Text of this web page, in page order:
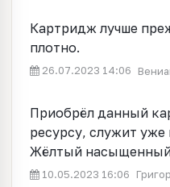
Картридж лучше
плотно.
26.07.2023 14:06
Приобрёл данный
ресурсу, служит
Жёлтый
10.05.2023 16:06